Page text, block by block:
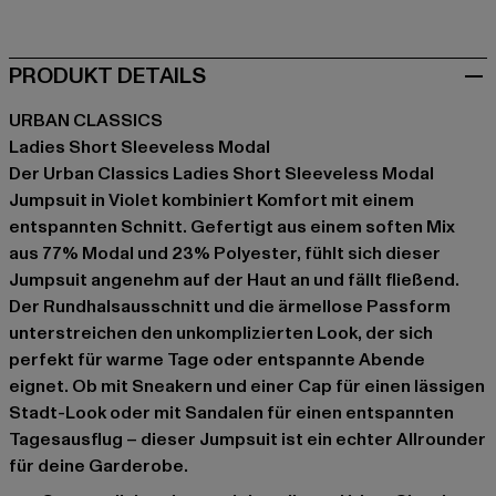
PRODUKT DETAILS
URBAN CLASSICS
Ladies Short Sleeveless Modal
Der Urban Classics Ladies Short Sleeveless Modal
Jumpsuit in Violet kombiniert Komfort mit einem
entspannten Schnitt. Gefertigt aus einem soften Mix
aus 77% Modal und 23% Polyester, fühlt sich dieser
Jumpsuit angenehm auf der Haut an und fällt fließend.
Der Rundhalsausschnitt und die ärmellose Passform
unterstreichen den unkomplizierten Look, der sich
perfekt für warme Tage oder entspannte Abende
eignet. Ob mit Sneakern und einer Cap für einen lässigen
Stadt-Look oder mit Sandalen für einen entspannten
Tagesausflug – dieser Jumpsuit ist ein echter Allrounder
für deine Garderobe.